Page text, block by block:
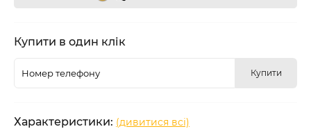
Купити в один клік
Купити
Характеристики: (дивитися всі)